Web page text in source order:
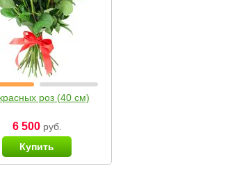
роз (40 см)
6 500руб.
Купить